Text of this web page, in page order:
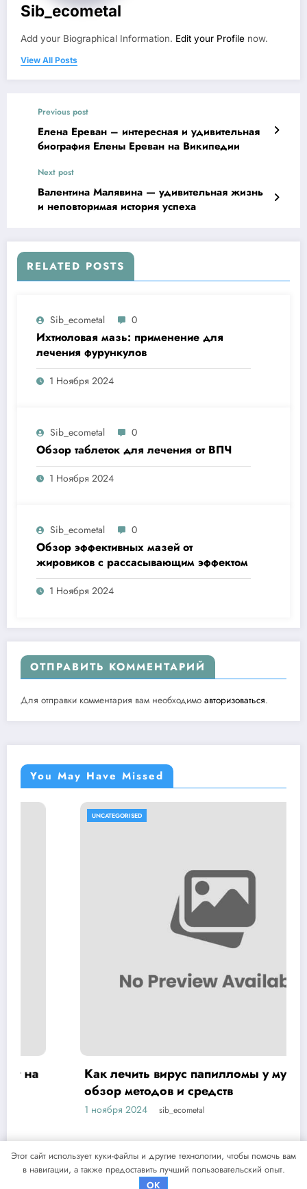
Sib_ecometal
Add your Biographical Information. Edit your Profile now.
View All Posts
Previous post
Елена Ереван – интересная и удивительная
биография Елены Ереван на Википедии
Next post
Валентина Малявина — удивительная жизнь
и неповторимая история успеха
RELATED POSTS
Sib_ecometal 0
Ихтиоловая мазь: применение для
лечения фурункулов
1 Ноября 2024
Sib_ecometal 0
Обзор таблеток для лечения от ВПЧ
1 Ноября 2024
Sib_ecometal 0
Обзор эффективных мазей от
жировиков с рассасывающим эффектом
1 Ноября 2024
ОТПРАВИТЬ КОММЕНТАРИЙ
Для отправки комментария вам необходимо авторизоваться.
You May Have Missed
Как лечить вирус папилломы у мужчин:
обзор методов и средств
1 ноября 2024 sib_ecometal
WordPress
Этот сайт использует куки-файлы и другие технологии, чтобы помочь вам
в навигации, а также предоставить лучший пользовательский опыт.
OK